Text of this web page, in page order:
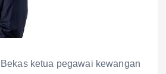
ketua pegawai kewangan